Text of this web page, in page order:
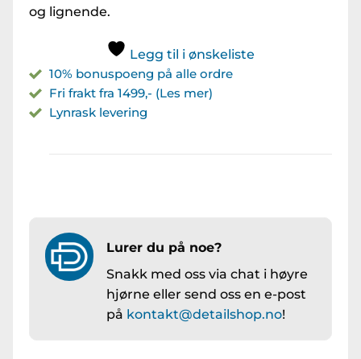
og lignende.
Legg til i ønskeliste
10% bonuspoeng på alle ordre
Fri frakt fra 1499,- (Les mer)
Lynrask levering
Lurer du på noe?
Snakk med oss via chat i høyre
hjørne eller send oss en e-post
på kontakt@detailshop.no!